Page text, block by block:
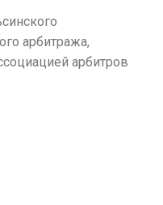
арбитража,
арбитров